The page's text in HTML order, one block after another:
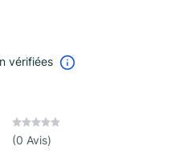
vérifiées
(0 Avis)